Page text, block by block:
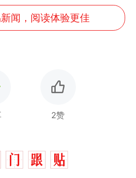
闻，阅读体验更佳
2赞